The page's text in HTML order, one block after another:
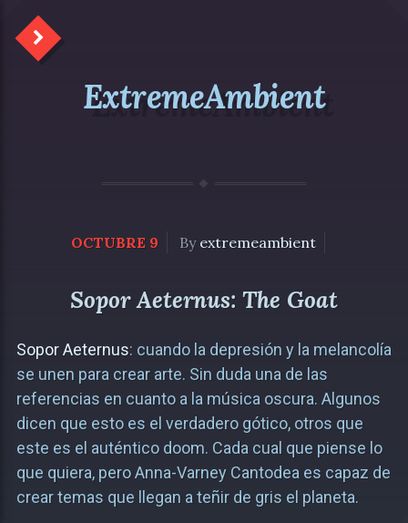
ExtremeAmbient
OCTUBRE 9 By extremeambient
Sopor Aeternus: The Goat
Sopor Aeternus: cuando la depresión y la melancolía
se unen para crear arte. Sin duda una de las
referencias en cuanto a la música oscura. Algunos
dicen que esto es el verdadero gótico, otros que
este es el auténtico doom. Cada cual que piense lo
que quiera, pero Anna-Varney Cantodea es capaz de
crear temas que llegan a teñir de gris el planeta.